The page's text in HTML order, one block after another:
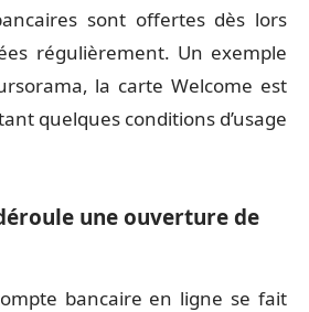
sont offertes dès lors
régulièrement. Un exemple
la carte Welcome est
quelques conditions d’usage
une ouverture de
bancaire en ligne se fait